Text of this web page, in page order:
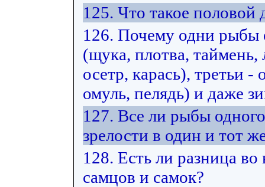
125. Что такое
126. Почему одни рыбы
(щука, плотва, таймень,
осетр, карась), третьи
омуль, пелядь) и даже
127. Все ли рыбы
зрелости в один и тот
128. Есть ли разница
самцов и самок?